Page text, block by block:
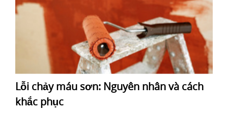
Lỗi chảy máu sơn: Nguyên nhân và cách
khắc phục